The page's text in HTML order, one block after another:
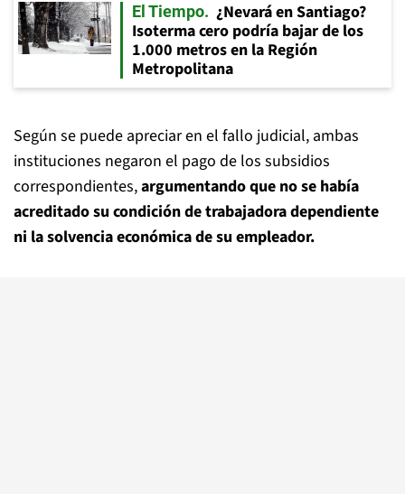
El Tiempo
¿Nevará en Santiago?
Isoterma cero podría bajar de los
1.000 metros en la Región
Metropolitana
Según se puede apreciar en el fallo judicial, ambas
instituciones negaron el pago de los subsidios
correspondientes,argumentando que no se había
acreditado su condición de trabajadora dependiente
ni la solvencia económica de su empleador.